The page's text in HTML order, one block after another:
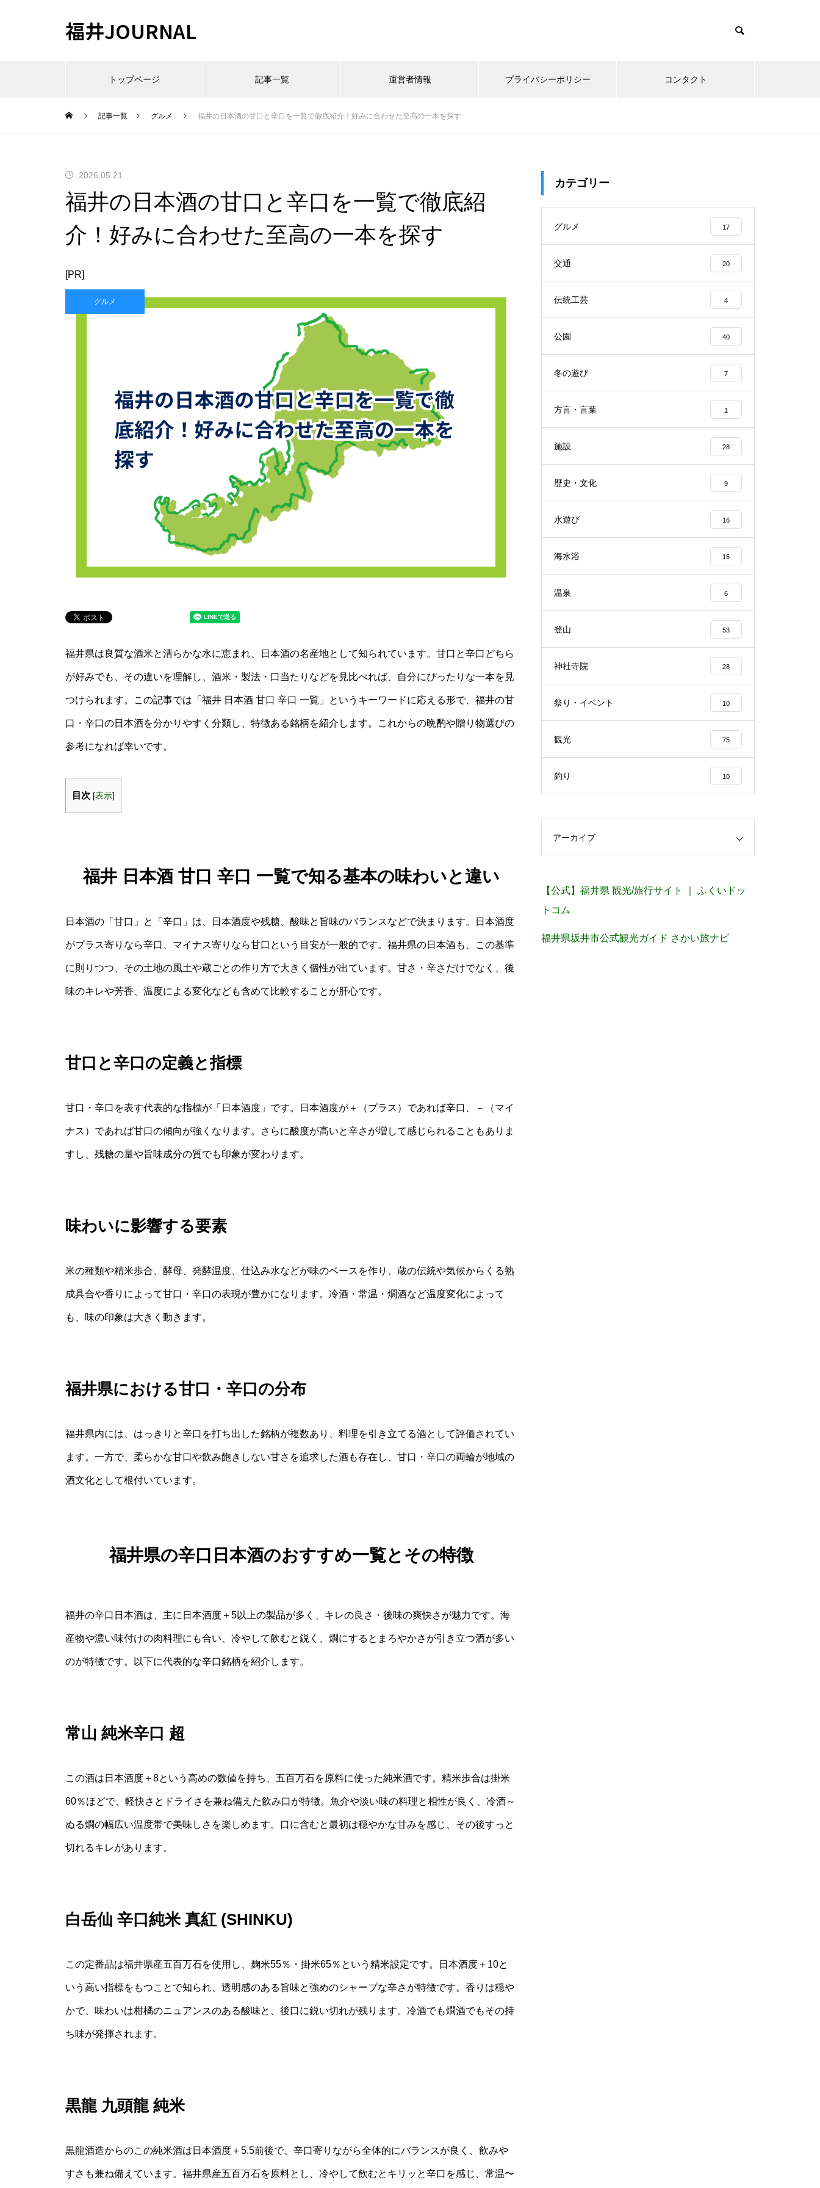
福井JOURNAL
トップページ 記事一覧 運営者情報 プライバシーポリシー コンタクト
記事一覧 グルメ 福井の日本酒の甘口と辛口を一覧で徹底紹介！好みに合わせた至高の一本を探す
2026.05.21
福井の日本酒の甘口と辛口を一覧で徹底紹
介！好みに合わせた至高の一本を探す
[PR]
グルメ
福井県は良質な酒米と清らかな水に恵まれ、日本酒の名産地として知られています。甘口と辛口どちら
が好みでも、その違いを理解し、酒米・製法・口当たりなどを見比べれば、自分にぴったりな一本を見
つけられます。この記事では「福井 日本酒 甘口 辛口 一覧」というキーワードに応える形で、福井の甘
口・辛口の日本酒を分かりやすく分類し、特徴ある銘柄を紹介します。これからの晩酌や贈り物選びの
参考になれば幸いです。
目次 [表示]
福井 日本酒 甘口 辛口 一覧で知る基本の味わいと違い
日本酒の「甘口」と「辛口」は、日本酒度や残糖、酸味と旨味のバランスなどで決まります。日本酒度
がプラス寄りなら辛口、マイナス寄りなら甘口という目安が一般的です。福井県の日本酒も、この基準
に則りつつ、その土地の風土や蔵ごとの作り方で大きく個性が出ています。甘さ・辛さだけでなく、後
味のキレや芳香、温度による変化なども含めて比較することが肝心です。
甘口と辛口の定義と指標
甘口・辛口を表す代表的な指標が「日本酒度」です。日本酒度が＋（プラス）であれば辛口、－（マイ
ナス）であれば甘口の傾向が強くなります。さらに酸度が高いと辛さが増して感じられることもありま
すし、残糖の量や旨味成分の質でも印象が変わります。
味わいに影響する要素
米の種類や精米歩合、酵母、発酵温度、仕込み水などが味のベースを作り、蔵の伝統や気候からくる熟
成具合や香りによって甘口・辛口の表現が豊かになります。冷酒・常温・燗酒など温度変化によって
も、味の印象は大きく動きます。
福井県における甘口・辛口の分布
福井県内には、はっきりと辛口を打ち出した銘柄が複数あり、料理を引き立てる酒として評価されてい
ます。一方で、柔らかな甘口や飲み飽きしない甘さを追求した酒も存在し、甘口・辛口の両輪が地域の
酒文化として根付いています。
福井県の辛口日本酒のおすすめ一覧とその特徴
福井の辛口日本酒は、主に日本酒度＋5以上の製品が多く、キレの良さ・後味の爽快さが魅力です。海
産物や濃い味付けの肉料理にも合い、冷やして飲むと鋭く、燗にするとまろやかさが引き立つ酒が多い
のが特徴です。以下に代表的な辛口銘柄を紹介します。
常山 純米辛口 超
この酒は日本酒度＋8という高めの数値を持ち、五百万石を原料に使った純米酒です。精米歩合は掛米
60％ほどで、軽快さとドライさを兼ね備えた飲み口が特徴。魚介や淡い味の料理と相性が良く、冷酒～
ぬる燗の幅広い温度帯で美味しさを楽しめます。口に含むと最初は穏やかな甘みを感じ、その後すっと
切れるキレがあります。
白岳仙 辛口純米 真紅 (SHINKU)
この定番品は福井県産五百万石を使用し、麹米55％・掛米65％という精米設定です。日本酒度＋10と
いう高い指標をもつことで知られ、透明感のある旨味と強めのシャープな辛さが特徴です。香りは穏や
かで、味わいは柑橘のニュアンスのある酸味と、後口に鋭い切れが残ります。冷酒でも燗酒でもその持
ち味が発揮されます。
黒龍 九頭龍 純米
黒龍酒造からのこの純米酒は日本酒度＋5.5前後で、辛口寄りながら全体的にバランスが良く、飲みや
すさも兼ね備えています。福井県産五百万石を原料とし、冷やして飲むとキリッと辛口を感じ、常温〜
カテゴリー
グルメ 17
交通 20
伝統工芸 4
公園 40
冬の遊び 7
方言・言葉 1
施設 28
歴史・文化 9
水遊び 16
海水浴 15
温泉 6
登山 53
神社寺院 28
祭り・イベント 10
観光 75
釣り 10
アーカイブ
【公式】福井県 観光/旅行サイト ｜ ふくいドッ
トコム
福井県坂井市公式観光ガイド さかい旅ナビ